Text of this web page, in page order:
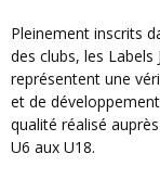
Pleinement inscrits dans la politique fédérale d’accompagnement
des clubs, les Labels
représentent une
et de
qualité réalisé
U6 aux U18.